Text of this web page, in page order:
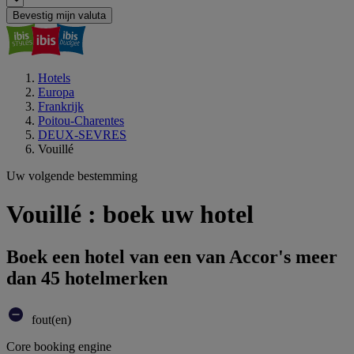
Bevestig mijn valuta
Hotels
Europa
Frankrijk
Poitou-Charentes
DEUX-SEVRES
Vouillé
Uw volgende bestemming
Vouillé : boek uw hotel
Boek een hotel van een van Accor's meer
dan 45 hotelmerken
fout(en)
Core booking engine